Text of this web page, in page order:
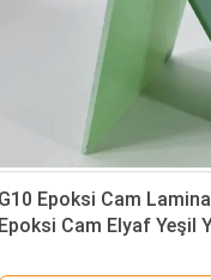
G10 Epoksi Cam
Epoksi Cam Elyaf Yeşil